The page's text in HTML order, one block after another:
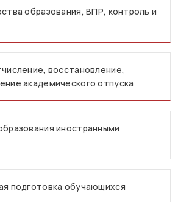
образования, ВПР, контроль и
восстановление,
академического отпуска
иностранными
подготовка обучающихся